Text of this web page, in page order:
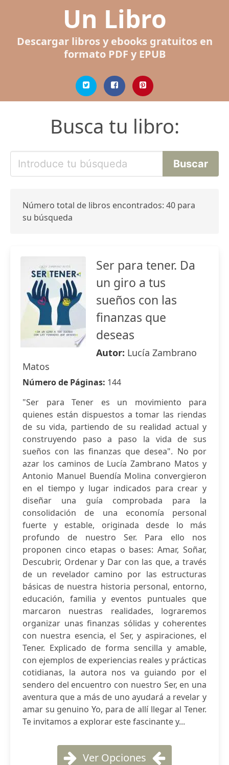
Un Libro
Descargar libros y ebooks gratuitos en
formato PDF y EPUB
Busca tu libro:
Número total de libros encontrados: 40 para
su búsqueda
Ser para tener. Da
un giro a tus
sueños con las
finanzas que
deseas
Autor: Lucía Zambrano
Matos
Número de Páginas: 144
"Ser para Tener es un movimiento para
quienes están dispuestos a tomar las riendas
de su vida, partiendo de su realidad actual y
construyendo paso a paso la vida de sus
sueños con las finanzas que desea". No por
azar los caminos de Lucía Zambrano Matos y
Antonio Manuel Buendía Molina convergieron
en el tiempo y lugar indicados para crear y
diseñar una guía comprobada para la
consolidación de una economía personal
fuerte y estable, originada desde lo más
profundo de nuestro Ser. Para ello nos
proponen cinco etapas o bases: Amar, Soñar,
Descubrir, Ordenar y Dar con las que, a través
de un revelador camino por las estructuras
básicas de nuestra historia personal, entorno,
educación, familia y eventos puntuales que
marcaron nuestras realidades, lograremos
organizar unas finanzas sólidas y coherentes
con nuestra esencia, el Ser, y aspiraciones, el
Tener. Explicado de forma sencilla y amable,
con ejemplos de experiencias reales y prácticas
cotidianas, la autora nos va guiando por el
sendero del encuentro con nuestro Ser, en una
aventura que a más de uno ayudará a revelar y
amar su genuino Yo, para de allí llegar al Tener.
Te invitamos a explorar este fascinante y...
Ver Opciones